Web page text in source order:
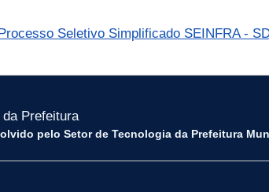
Seletivo Simplificado SEINFRA -
Prefeitura
pelo Setor de Tecnologia da Prefeitura